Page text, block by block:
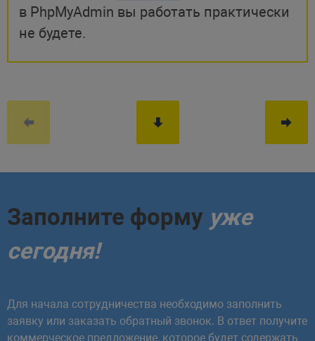
в PhpMyAdmin вы работать практически
не будете.
Заполните форму уже
сегодня!
Для начала сотрудничества необходимо заполнить
заявку или заказать обратный звонок. В ответ получите
коммерческое предложение, которое будет содержать